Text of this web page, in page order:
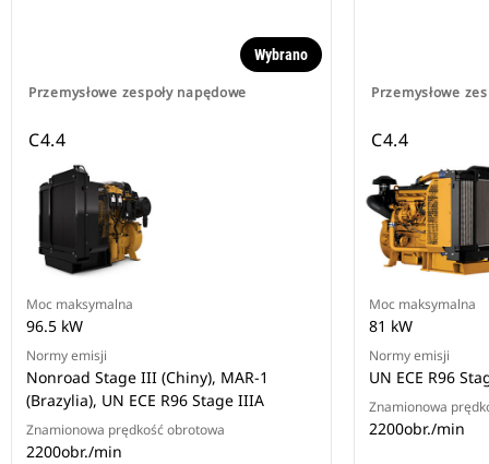
Przemysłowe zespoły napędowe
Wybrano
C4.4
Moc maksymalna
96.5 kW
Normy emisji
Nonroad Stage III (Chiny), MAR-1
(Brazylia), UN ECE R96 Stage IIIA
Znamionowa prędkość obrotowa
2200obr./min
Przemysłowe
C4.4
Moc maksymalna
81 kW
Normy emisji
UN ECE R96
Znamionowa
2200obr./min